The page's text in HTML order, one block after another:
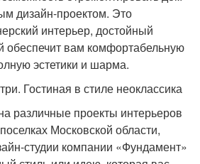
дизайн-проектом. Это
интерьер, достойный
обеспечит вам комфортабельную
эстетики и шарма.
Гостиная в стиле неоклассика
различные проекты интерьеров
Московской области,
студии компании «Фундамент»